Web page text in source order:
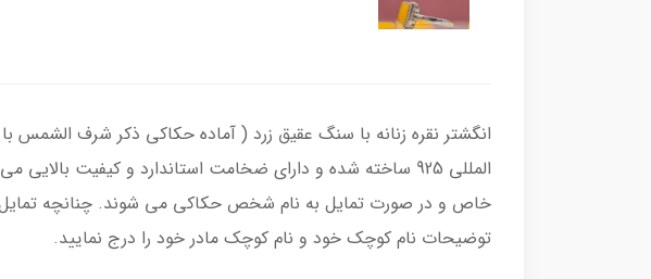
المللی 925 ساخته شده و دارای ضخامت استاندارد و کیفیت
خاص و در صورت تمایل به نام شخص حکاکی می شوند. چنانچه تمایل
توضیحات نام کوچک خود و نام کوچک مادر خود را درج نمایید.